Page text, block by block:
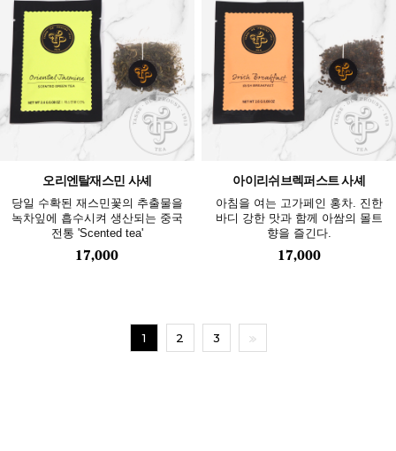
오리엔탈재스민 사셰
당일 수확된 재스민꽃의 추출물을
녹차잎에 흡수시켜 생산되는 중국
전통 'Scented tea'
17,000
아이리쉬브렉퍼스트 사셰
아침을 여는 고가페인 홍차. 진한
바디 강한 맛과 함께 아쌈의 몰트
향을 즐긴다.
17,000
1 2 3